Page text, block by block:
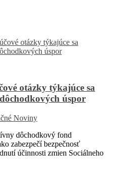
otázky týkajúce sa
úspor
Noviny
dôchodkový fond
zabezpečí bezpečnosť
účinnosti zmien Sociálneho